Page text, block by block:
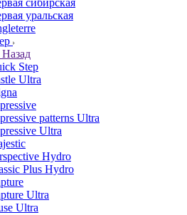
сибирская
уральская
Назад
Step
Ultra
patterns Ultra
Ultra
Hydro
Plus Hydro
Ultra
Ultra